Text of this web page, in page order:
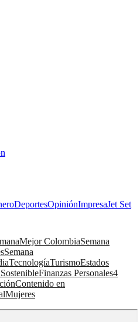
DeportesOpiniónImpresaJet Set
Mejor ColombiaSemana
Semana
TecnologíaTurismoEstados
Finanzas Personales4
Contenido en
Mujeres